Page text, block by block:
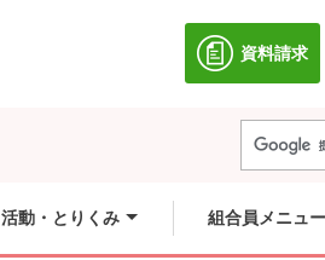
資料請求
別のウィ
活動・とりくみ 組合員メニュー